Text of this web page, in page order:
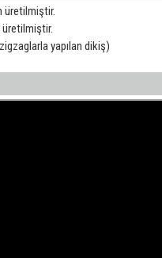
üretilmiştir.
üretilmiştir.
yapılan dikiş)